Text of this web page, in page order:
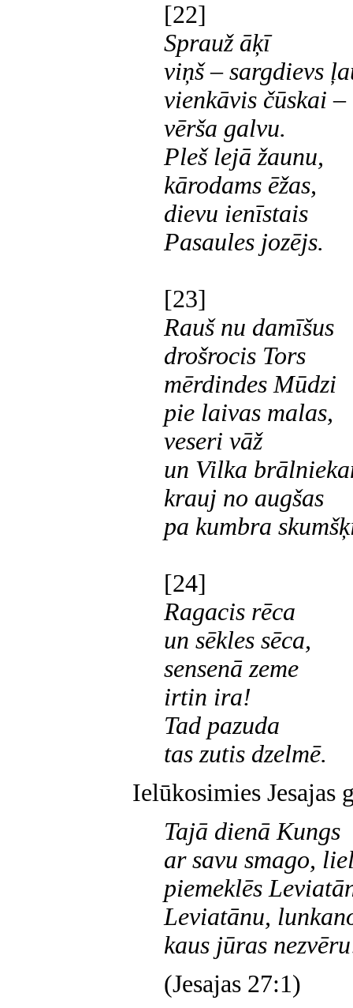
[22]
Sprauž āķī
viņš – sargdievs
vienkāvis čūskai –
vērša galvu.
Pleš lejā žaunu,
kārodams ēžas,
dievu ienīstais
Pasaules jozējs.
[23]
Rauš nu damīšus
drošrocis Tors
mērdindes Mūdzi
pie laivas malas,
veseri vāž
un Vilka
krauj no augšas
pa kumbra
[24]
Ragacis rēca
un sēkles sēca,
sensenā zeme
irtin ira!
Tad pazuda
tas zutis dzelmē.
Ielūkosimies Jesajas
Tajā dienā Kungs
ar savu smago,
piemeklēs
Leviatānu,
kaus jūras
(Jesajas 27:1)